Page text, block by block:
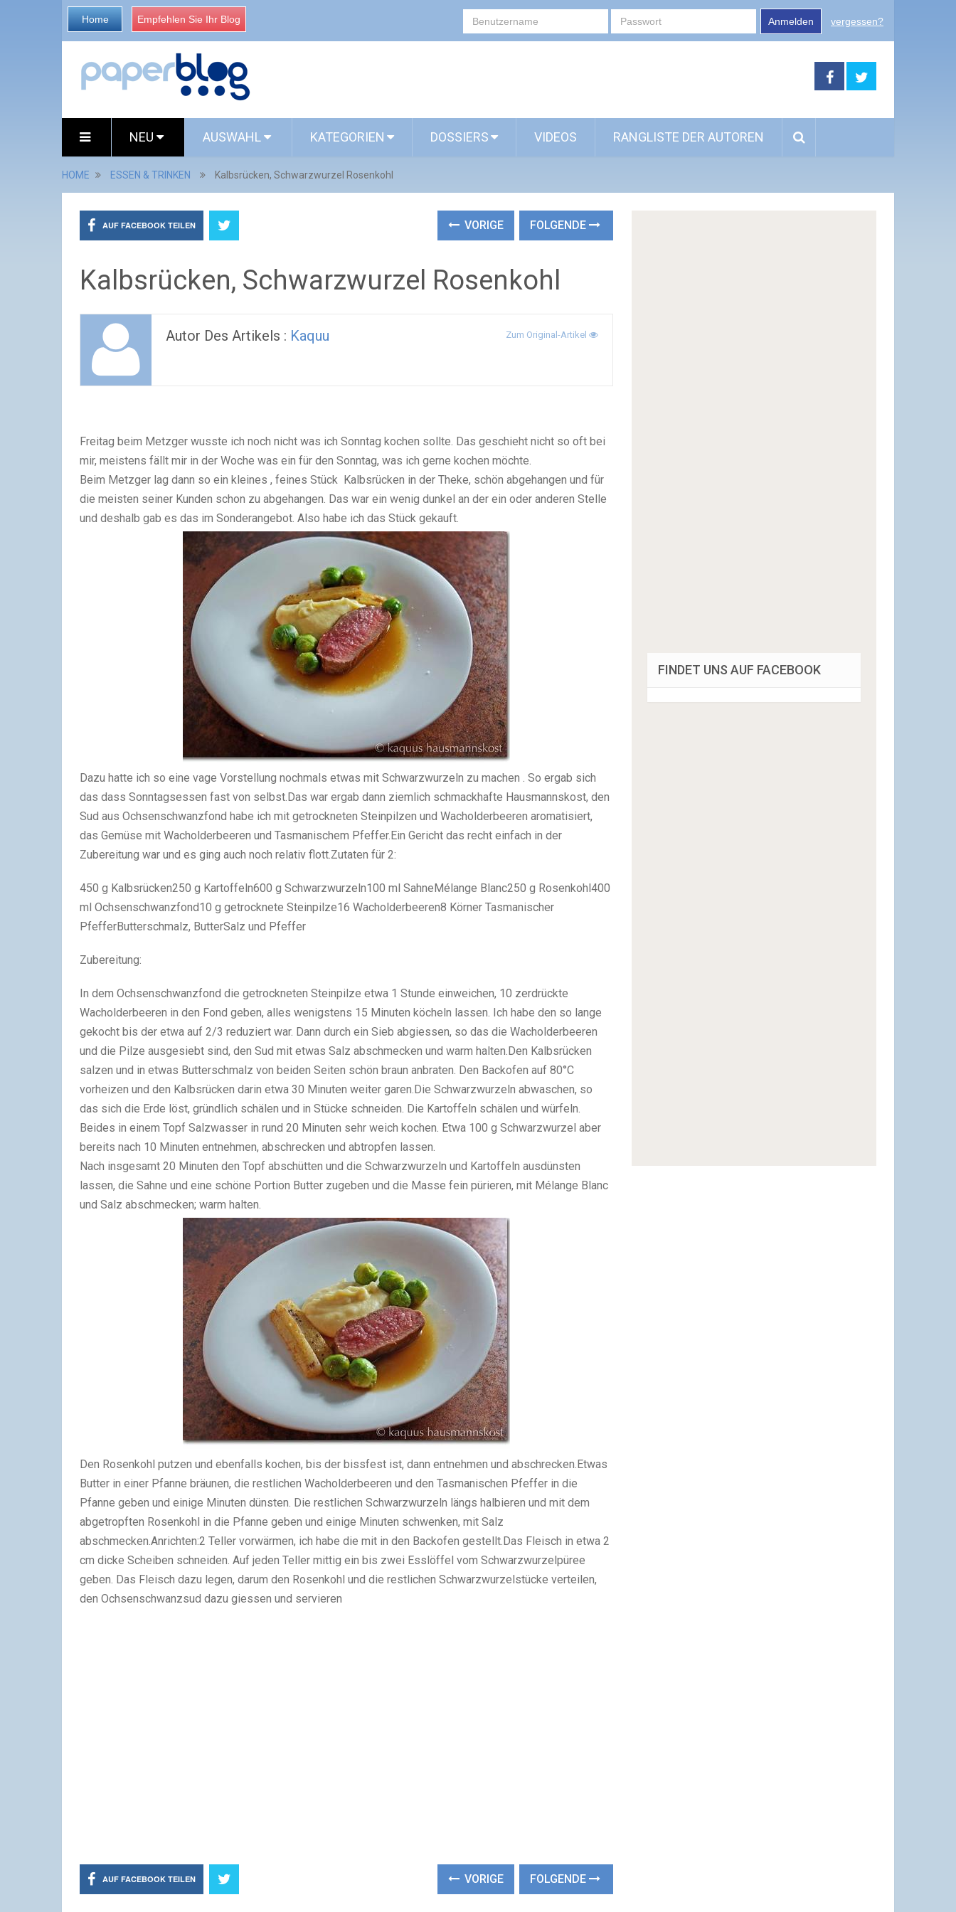
Home Empfehlen Sie Ihr Blog Anmelden vergessen?
NEU AUSWAHL KATEGORIEN DOSSIERS VIDEOS RANGLISTE DER AUTOREN
HOME ESSEN & TRINKEN Kalbsrücken, Schwarzwurzel Rosenkohl
AUF FACEBOOK TEILEN VORIGE FOLGENDE
Kalbsrücken, Schwarzwurzel Rosenkohl
Autor Des Artikels : Kaquu Zum Original-Artikel
Freitag beim Metzger wusste ich noch nicht was ich Sonntag kochen sollte. Das geschieht nicht so oft bei
mir, meistens fällt mir in der Woche was ein für den Sonntag, was ich gerne kochen möchte.
Beim Metzger lag dann so ein kleines , feines Stück Kalbsrücken in der Theke, schön abgehangen und für
die meisten seiner Kunden schon zu abgehangen. Das war ein wenig dunkel an der ein oder anderen Stelle
und deshalb gab es das im Sonderangebot. Also habe ich das Stück gekauft.
Dazu hatte ich so eine vage Vorstellung nochmals etwas mit Schwarzwurzeln zu machen . So ergab sich
das dass Sonntagsessen fast von selbst. Das war ergab dann ziemlich schmackhafte Hausmannskost, den
Sud aus Ochsenschwanzfond habe ich mit getrockneten Steinpilzen und Wacholderbeeren aromatisiert,
das Gemüse mit Wacholderbeeren und Tasmanischem Pfeffer.Ein Gericht das recht einfach in der
Zubereitung war und es ging auch noch relativ flott. Zutaten für 2:
450 g Kalbsrücken250 g Kartoffeln600 g Schwarzwurzeln100 ml SahneMélange Blanc250 g Rosenkohl400
ml Ochsenschwanzfond10 g getrocknete Steinpilze16 Wacholderbeeren8 Körner Tasmanischer
PfefferButterschmalz, ButterSalz und Pfeffer
Zubereitung:
In dem Ochsenschwanzfond die getrockneten Steinpilze etwa 1 Stunde einweichen, 10 zerdrückte
Wacholderbeeren in den Fond geben, alles wenigstens 15 Minuten köcheln lassen. Ich habe den so lange
gekocht bis der etwa auf 2/3 reduziert war. Dann durch ein Sieb abgiessen, so das die Wacholderbeeren
und die Pilze ausgesiebt sind, den Sud mit etwas Salz abschmecken und warm halten. Den Kalbsrücken
salzen und in etwas Butterschmalz von beiden Seiten schön braun anbraten. Den Backofen auf 80°C
vorheizen und den Kalbsrücken darin etwa 30 Minuten weiter garen. Die Schwarzwurzeln abwaschen, so
das sich die Erde löst, gründlich schälen und in Stücke schneiden. Die Kartoffeln schälen und würfeln.
Beides in einem Topf Salzwasser in rund 20 Minuten sehr weich kochen. Etwa 100 g Schwarzwurzel aber
bereits nach 10 Minuten entnehmen, abschrecken und abtropfen lassen.
Nach insgesamt 20 Minuten den Topf abschütten und die Schwarzwurzeln und Kartoffeln ausdünsten
lassen, die Sahne und eine schöne Portion Butter zugeben und die Masse fein pürieren, mit Mélange Blanc
und Salz abschmecken; warm halten.
Den Rosenkohl putzen und ebenfalls kochen, bis der bissfest ist, dann entnehmen und abschrecken. Etwas
Butter in einer Pfanne bräunen, die restlichen Wacholderbeeren und den Tasmanischen Pfeffer in die
Pfanne geben und einige Minuten dünsten. Die restlichen Schwarzwurzeln längs halbieren und mit dem
abgetropften Rosenkohl in die Pfanne geben und einige Minuten schwenken, mit Salz
abschmecken. Anrichten:2 Teller vorwärmen, ich habe die mit in den Backofen gestellt. Das Fleisch in etwa 2
cm dicke Scheiben schneiden. Auf jeden Teller mittig ein bis zwei Esslöffel vom Schwarzwurzelpüree
geben. Das Fleisch dazu legen, darum den Rosenkohl und die restlichen Schwarzwurzelstücke verteilen,
den Ochsenschwanzsud dazu giessen und servieren
AUF FACEBOOK TEILEN VORIGE FOLGENDE
FINDET UNS AUF FACEBOOK